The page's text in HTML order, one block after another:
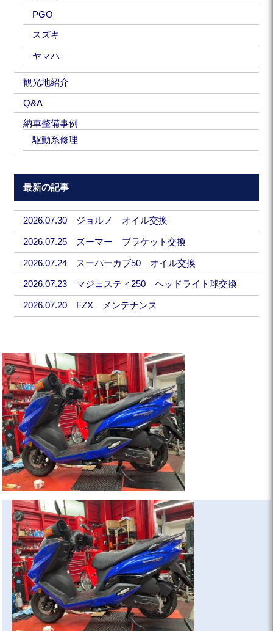
PGO
スズキ
ヤマハ
観光地紹介
Q&A
納車整備事例
駆動系修理
最新の記事
2026.07.30 ジョルノ オイル交換
2026.07.25 ズーマー ブラケット交換
2026.07.24 スーパーカブ50 オイル交換
2026.07.23 マジェスティ250 ヘッドライト球交換
2026.07.20 FZX メンテナンス